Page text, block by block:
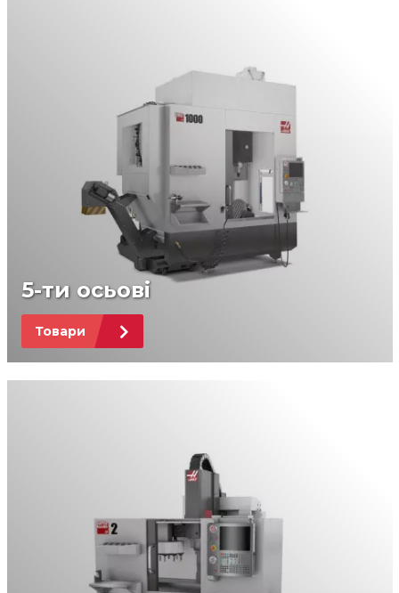
5-ти осьові
Товари